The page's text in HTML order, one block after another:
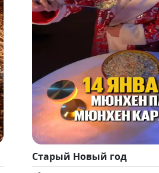
Старый Новый год